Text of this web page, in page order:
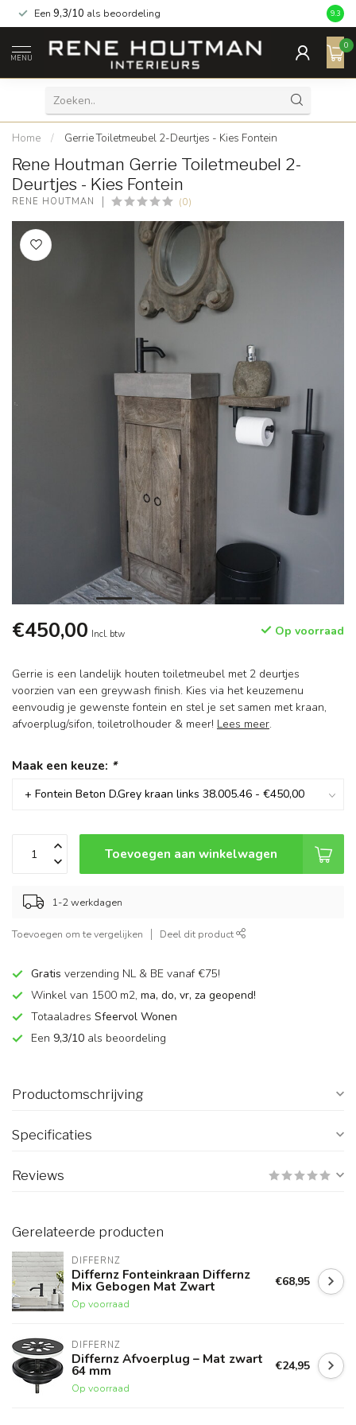
Een 9,3/10 als beoordeling 9.3
MENU
0
Home / Gerrie Toiletmeubel 2-Deurtjes - Kies Fontein
Rene Houtman Gerrie Toiletmeubel 2-
Deurtjes - Kies Fontein
RENE HOUTMAN (0)
€450,00 Incl. btw Op voorraad
Gerrie is een landelijk houten toiletmeubel met 2 deurtjes
voorzien van een greywash finish. Kies via het keuzemenu
eenvoudig je gewenste fontein en stel je set samen met kraan,
afvoerplug/sifon, toiletrolhouder & meer! Lees meer.
Maak een keuze: *
Toevoegen aan winkelwagen
1-2 werkdagen
Toevoegen om te vergelijken Deel dit product
Gratis verzending NL & BE vanaf €75!
Winkel van 1500 m2, ma, do, vr, za geopend!
Totaaladres Sfeervol Wonen
Een 9,3/10 als beoordeling
Productomschrijving
Specificaties
Reviews
Gerelateerde producten
DIFFERNZ
Differnz Fonteinkraan Differnz
Mix Gebogen Mat Zwart
Op voorraad
€68,95
DIFFERNZ
Differnz Afvoerplug – Mat zwart
64 mm
Op voorraad
€24,95